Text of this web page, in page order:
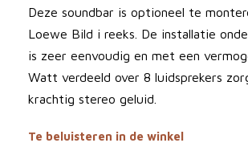
Deze soundbar is optioneel te
Loewe Bild i reeks. De installatie
is zeer eenvoudig en met een
Watt verdeeld over 8 luidsprekers
krachtig stereo geluid.
Te beluisteren in de winkel